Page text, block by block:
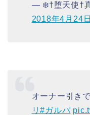
— ❄️†堕天使†
2018年4月24日
オーナー引き
リ#ガルパ